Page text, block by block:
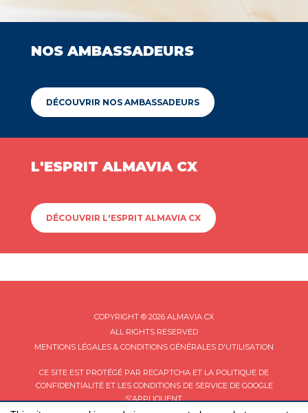
NOS AMBASSADEURS
DÉCOUVRIR NOS AMBASSADEURS
L'ESPRIT ALMAVIA CX
DÉCOUVRIR L'ESPRIT ALMAVIA CX
COPYRIGHT © 2026 ALMAVIA CX
ALL RIGHTS RESERVED
MENTIONS LÉGALES & CONDITIONS GÉNÉRALES D'UTILISATION
CE SITE EST PROTÉGÉ PAR RECAPTCHA ET LA POLITIQUE DE
CONFIDENTIALITÉET LES CONDITIONS DE SERVICEDE GOOGLE
S'APPLIQUENT.